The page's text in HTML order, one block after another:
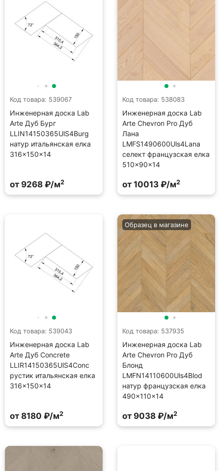
Код товара: 539067
Инженерная доска Lab
Arte Дуб Бург
LLIN14150365UlS4Burg
натур итальянская елка
316×150×14
от 9268 ₽/м2
Код товара: 538083
Инженерная доска Lab
Arte Chevron Pro Дуб
Лана
LMFS1490600Uls4Lana
селект французская елка
510×90×14
от 10013 ₽/м2
Код товара: 539043
Инженерная доска Lab
Arte Дуб Concrete
LLIR14150365UlS4Conc
рустик итальянская елка
316×150×14
от 8180 ₽/м2
Код товара: 537935
Инженерная доска Lab
Arte Chevron Pro Дуб
Блонд
LMFN14110600Uls4Blod
натур французская елка
490×110×14
Образец в магазине
от 9038 ₽/м2